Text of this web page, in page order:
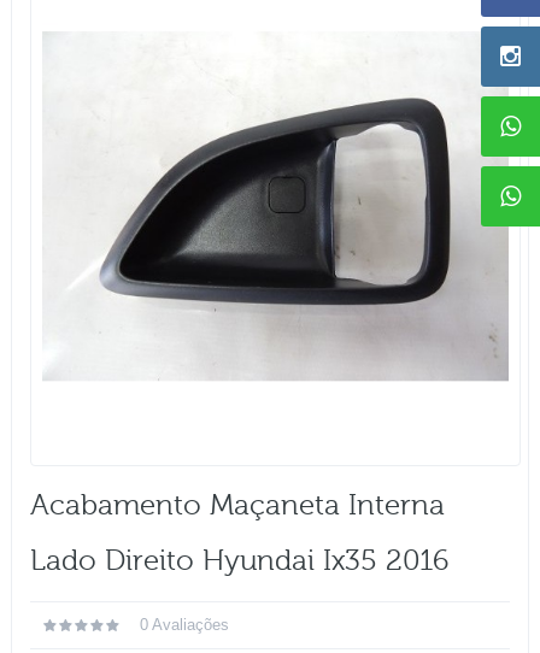
Acabamento Maçaneta Interna
Lado Direito Hyundai Ix35 2016
0 Avaliações